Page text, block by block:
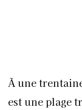
À une
est une plage